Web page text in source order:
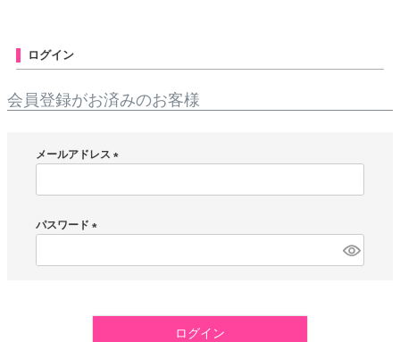
ログイン
会員登録がお済みのお客様
メールアドレス
必
パスワード
必
ログイン